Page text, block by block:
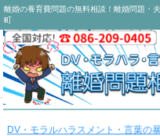
離婚の養育費問題の無料相談！離婚問題・
町
DV・モラルハラスメント・言葉の